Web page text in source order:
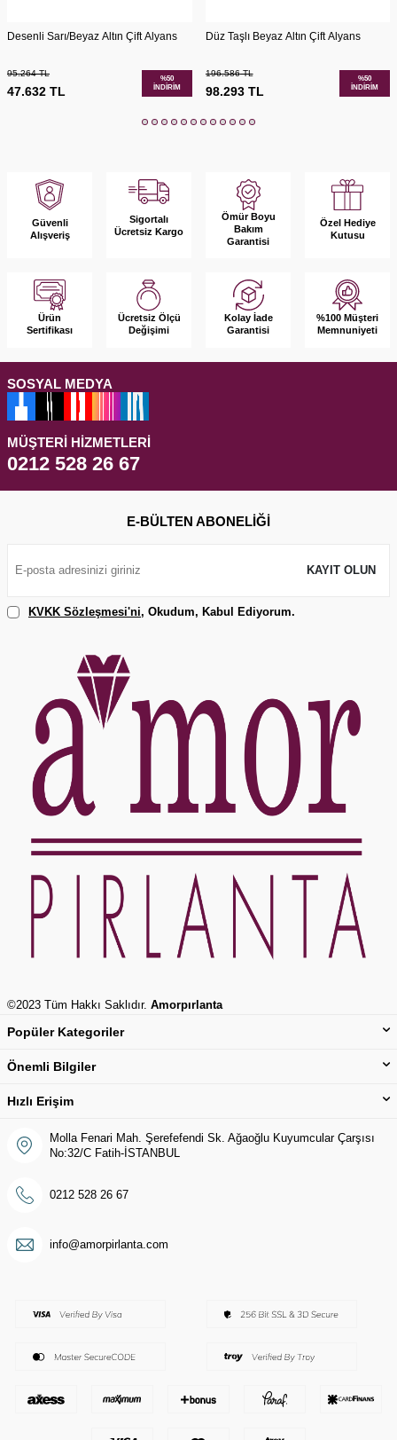
Desenli Sarı/Beyaz Altın Çift Alyans
95.264TL
47.632 TL
%50
İNDIRIM
Düz Taşlı Beyaz Altın Çift Alyans
196.586TL
98.293TL
%50
İNDIRIM
Güvenli
Alışveriş
Sigortalı
Ücretsiz Kargo
Ömür Boyu
Bakım
Garantisi
Özel Hediye
Kutusu
Ürün
Sertifikası
Ücretsiz Ölçü
Değişimi
Kolay İade
Garantisi
%100 Müşteri
Memnuniyeti
SOSYAL MEDYA
MÜŞTERI HIZMETLERI
0212 528 26 67
E-BÜLTEN ABONELIĞI
KAYIT OLUN
KVKK Sözleşmesi'ni, Okudum, Kabul Ediyorum.
©2023 Tüm Hakkı Saklıdır. Amorpırlanta
Popüler Kategoriler
Önemli Bilgiler
Hızlı Erişim
Molla Fenari Mah. Şerefefendi Sk. Ağaoğlu Kuyumcular Çarşısı
No:32/C Fatih-İSTANBUL
0212 528 26 67
info@amorpirlanta.com